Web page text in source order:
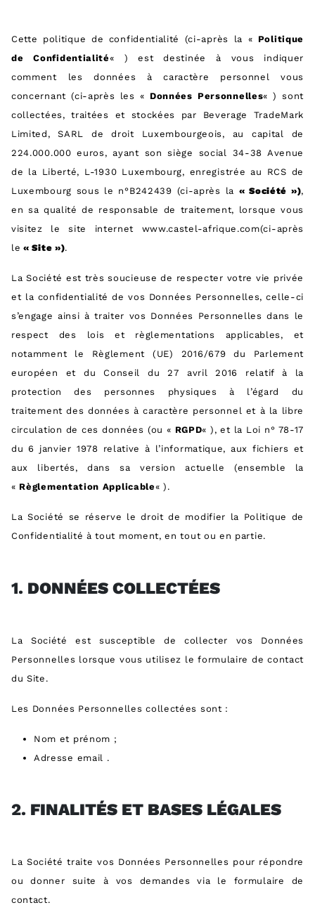
Cette politique de confidentialité (ci-après la « Politique
de Confidentialité« ) est destinée à vous indiquer
comment les données à caractère personnel vous
concernant (ci-après les « Données Personnelles« ) sont
collectées, traitées et stockées par Beverage TradeMark
Limited, SARL de droit Luxembourgeois, au capital de
224.000.000 euros, ayant son siège social 34-38 Avenue
de la Liberté, L-1930 Luxembourg, enregistrée au RCS de
Luxembourg sous le n°B242439 (ci-après la « Société »),
en sa qualité de responsable de traitement, lorsque vous
visitez le site internet www.castel-afrique.com(ci-après
le « Site »).
La Société est très soucieuse de respecter votre vie privée
et la confidentialité de vos Données Personnelles, celle-ci
s’engage ainsi à traiter vos Données Personnelles dans le
respect des lois et règlementations applicables, et
notamment le Règlement (UE) 2016/679 du Parlement
européen et du Conseil du 27 avril 2016 relatif à la
protection des personnes physiques à l’égard du
traitement des données à caractère personnel et à la libre
circulation de ces données (ou « RGPD« ), et la Loi n° 78-17
du 6 janvier 1978 relative à l’informatique, aux fichiers et
aux libertés, dans sa version actuelle (ensemble la
« Règlementation Applicable« ).
La Société se réserve le droit de modifier la Politique de
Confidentialité à tout moment, en tout ou en partie.
1. DONNÉES COLLECTÉES
La Société est susceptible de collecter vos Données
Personnelles lorsque vous utilisez le formulaire de contact
du Site.
Les Données Personnelles collectées sont :
Nom et prénom ;
Adresse email .
2. FINALITÉS ET BASES LÉGALES
La Société traite vos Données Personnelles pour répondre
ou donner suite à vos demandes via le formulaire de
contact.